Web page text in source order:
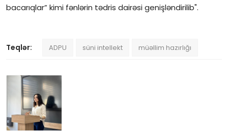
bacarıqlar” kimi fənlərin tədris dairəsi genişləndirilib".
Teqlər: ADPU süni intellekt müəllim hazırlığı